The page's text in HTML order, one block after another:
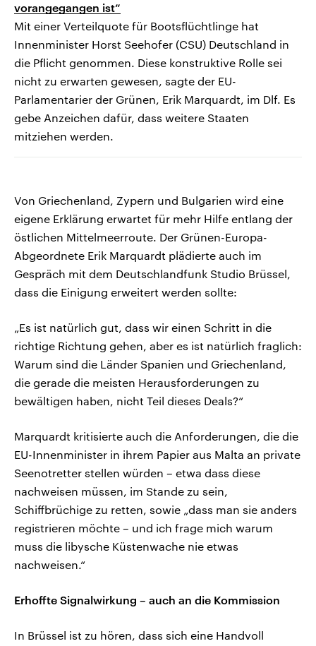
vorangegangen ist“
Mit einer Verteilquote für Bootsflüchtlinge hat
Innenminister Horst Seehofer (CSU) Deutschland in
die Pflicht genommen. Diese konstruktive Rolle sei
nicht zu erwarten gewesen, sagte der EU-
Parlamentarier der Grünen, Erik Marquardt, im Dlf. Es
gebe Anzeichen dafür, dass weitere Staaten
mitziehen werden.
Von Griechenland, Zypern und Bulgarien wird eine
eigene Erklärung erwartet für mehr Hilfe entlang der
östlichen Mittelmeerroute. Der Grünen-Europa-
Abgeordnete Erik Marquardt plädierte auch im
Gespräch mit dem Deutschlandfunk Studio Brüssel,
dass die Einigung erweitert werden sollte:
„Es ist natürlich gut, dass wir einen Schritt in die
richtige Richtung gehen, aber es ist natürlich fraglich:
Warum sind die Länder Spanien und Griechenland,
die gerade die meisten Herausforderungen zu
bewältigen haben, nicht Teil dieses Deals?“
Marquardt kritisierte auch die Anforderungen, die die
EU-Innenminister in ihrem Papier aus Malta an private
Seenotretter stellen würden – etwa dass diese
nachweisen müssen, im Stande zu sein,
Schiffbrüchige zu retten, sowie „dass man sie anders
registrieren möchte – und ich frage mich warum
muss die libysche Küstenwache nie etwas
nachweisen.“
Erhoffte Signalwirkung – auch an die Kommission
In Brüssel ist zu hören, dass sich eine Handvoll